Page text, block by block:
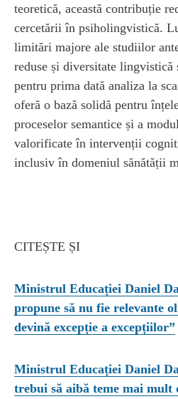
teoretică, această contribuție
cercetării în psiholingvistică.
limitări majore ale studiilor
reduse și diversitate lingvistică
pentru prima dată analiza la
oferă o bază solidă pentru
proceselor semantice și a
valorificate în intervenții
inclusiv în domeniul sănătății
CITEȘTE ȘI
Ministrul Educației Daniel
propune să nu fie relevante
devină excepție a excepțiilor”
Ministrul Educației Daniel
trebui să aibă teme mai mult